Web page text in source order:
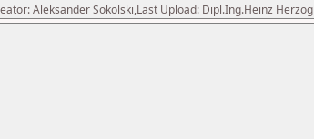
Aleksander Sokolski,Last Upload: Dipl.Ing.Heinz Herzog